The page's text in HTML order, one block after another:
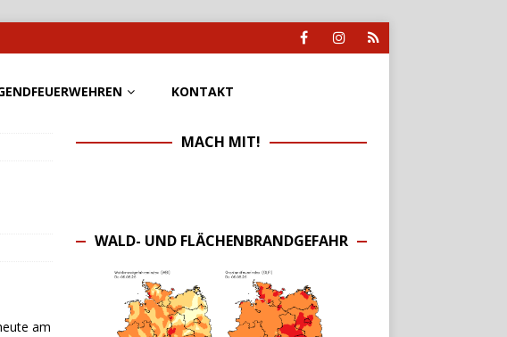
KONTAKT
am
MACH MIT!
WALD- UND FLÄCHENBRANDGEFAHR